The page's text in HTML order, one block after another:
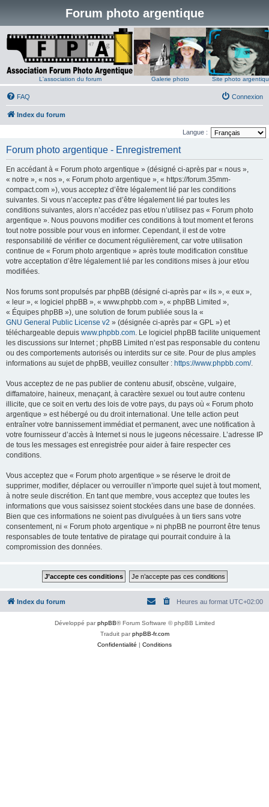
Forum photo argentique
L'association du forum Galerie photo Site photo
FAQ Connexion
Index du forum
Langue :
Forum photo argentique - Enregistrement
En accédant à « Forum photo argentique » (désigné ci-après par « nous »,
« notre », « nos », « Forum photo argentique », « https://forum.35mm-
compact.com »), vous acceptez d’être légalement lié par les conditions
suivantes. Si vous n’acceptez pas d’être légalement lié par toutes les
conditions suivantes, alors n’accédez pas et/ou n’utilisez pas « Forum photo
argentique ». Nous pouvons modifier ces conditions à tout moment et ferons
tout notre possible pour vous en informer. Cependant, il est de votre
responsabilité de vérifier ce document régulièrement, car votre utilisation
continue de « Forum photo argentique » après toute modification constitue
votre acceptation d’être légalement lié par les conditions mises à jour et/ou
modifiées.
Nos forums sont propulsés par phpBB (désigné ci-après par « ils », « eux »,
« leur », « logiciel phpBB », « www.phpbb.com », « phpBB Limited »,
« Équipes phpBB »), une solution de forum publiée sous la «
GNU General Public License v2 » (désignée ci-après par « GPL ») et
téléchargeable depuis www.phpbb.com. Le logiciel phpBB facilite uniquement
les discussions sur Internet ; phpBB Limited n’est pas responsable du contenu
ou des comportements autorisés ou interdits sur ce site. Pour de plus amples
informations au sujet de phpBB, veuillez consulter : https://www.phpbb.com/.
Vous acceptez de ne pas publier de contenu abusif, obscène, vulgaire,
diffamatoire, haineux, menaçant, à caractère sexuel ou tout autre contenu
illicite, que ce soit en vertu des lois de votre pays, du pays où « Forum photo
argentique » est hébergé ou du droit international. Une telle action peut
entraîner votre bannissement immédiat et permanent, avec une notification à
votre fournisseur d’accès à Internet si nous le jugeons nécessaire. L’adresse IP
de tous les messages est enregistrée pour aider à faire respecter ces
conditions.
Vous acceptez que « Forum photo argentique » se réserve le droit de
supprimer, modifier, déplacer ou verrouiller n’importe quel sujet à tout moment,
à notre seule discrétion. En tant que membre, vous acceptez que toutes les
informations que vous saisissez soient stockées dans une base de données.
Bien que ces informations ne soient pas divulguées à un tiers sans votre
consentement, ni « Forum photo argentique » ni phpBB ne pourront être tenus
responsables de toute tentative de piratage qui pourrait conduire à la
compromission des données.
Index du forum Heures au format UTC+02:00
Développé parphpBB® Forum Software © phpBB Limited
Traduit parphpBB-fr.com
Confidentialité | Conditions